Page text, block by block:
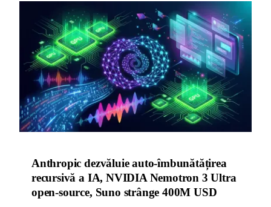
Anthropic dezvăluie auto-îmbunătățirea
recursivă a IA, NVIDIA Nemotron 3 Ultra
open-source, Suno strânge 400M USD